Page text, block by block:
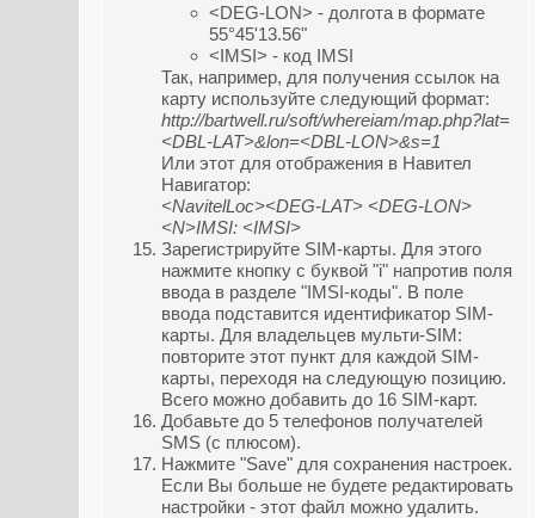
<DEG-LON> - долгота в формате
55°45'13.56"
<IMSI> - код IMSI
Так, например, для получения ссылок на
карту используйте следующий формат:
http://bartwell.ru/soft/whereiam/map.php?lat=
<DBL-LAT>&lon=<DBL-LON>&s=1
Или этот для отображения в Навител
Навигатор:
<NavitelLoc><DEG-LAT> <DEG-LON>
<N>IMSI: <IMSI>
Зарегистрируйте SIM-карты. Для этого
нажмите кнопку с буквой "i" напротив поля
ввода в разделе "IMSI-коды". В поле
ввода подставится идентификатор SIM-
карты. Для владельцев мульти-SIM:
повторите этот пункт для каждой SIM-
карты, переходя на следующую позицию.
Всего можно добавить до 16 SIM-карт.
Добавьте до 5 телефонов получателей
SMS (с плюсом).
Нажмите "Save" для сохранения настроек.
Если Вы больше не будете редактировать
настройки - этот файл можно удалить.